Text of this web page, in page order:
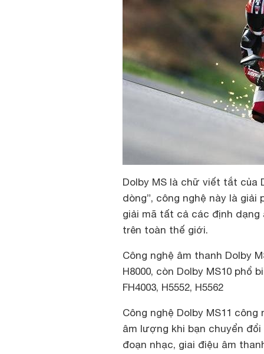
Dolby MS là chữ viết tắt của
dòng”, công nghệ này là
giải mã tất cả các định
trên toàn thế giới.
Công nghệ âm thanh Dolby
H8000, còn Dolby MS10 phổ
FH4003, H5552, H5562
Công nghệ Dolby MS11
âm lượng khi bạn chuyển
đoạn nhạc, giai điệu âm